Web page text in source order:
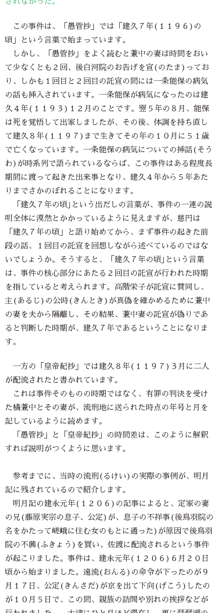
この事件は、「愚管抄」では「建久７年(１１９６)の
頃」という言葉で始まっています。
しかし、「愚管抄」をよく読むと兼中の妻は時間をおい
て少なくとも２回、後白河院のお告げを宣(のたま)ってお
り、しかも１回目と２回目の託宣の間には一条能保の病気
の話も挿入されています。一条能保が病気になったのは建
久４年(１１９３)１２月のことです。翌５年の８月、能保
は死を覚悟して出家しましたが、その後、体調を持ち直し
て建久８年(１１９７)まで生きてその年の１０月に５１歳
で亡くなっています。一条能保の病気についての挿話(そう
わ)が時系列で語られているならば、この事件はある程度長
期間に渡って起きた出来事となり、建久４年から５年あた
りまでさかのぼれることになります。
「建久７年の頃｣という出だしの言葉が、事件の一連の説
明全体に漠然とかかっているように見えますが、慈円は
「建久７年の頃」と語り始めてから、まず事件の起きた前
段の話、１回目の託宣を回想しながら述べているのではな
いでしょうか。そうすると、「建久７年の頃｣という言葉
は、事件の核心部分にあたる２回目の託宣が行われた時期
を指していると考えられます。高階栄子が託宣に賛同し、
主(あるじ)の公時(きんとき)が真偽を確かめるために兼中
の妻を夫から隔離し、その結果、兼中妻の託宣が偽りであ
ると判断した時期が、建久７年であるということになりま
す。
一方の「皇帝紀抄」では建久８年(１１９７)３月に二人
が配流されたと書かれています。
これは事件そのものの時期ではなく、有罪の判決を受け
た橘兼中とその妻が、流刑地に送られた時点の年号と月を
記しているように読めます。
「愚管抄」と「皇帝紀抄」の時間差は、このように解釈
すれば説明がつくように思います。
参考までに、当時の流刑(るけい)の実際の事例が、明月
記に残されているので紹介します。
明月記の建永元年(１２０６)の記事によると、定家の妻
の兄(藤原実宗の息子、公定)が、息子の不祥事(後鳥羽院の
名をかたって嵯峨に住む女のもとに通った)が原因で後鳥羽
院の不興(ふきょう)を買い、佐渡に配流されるという事件
が起こりました。事件は、建永元年(１２０６)６月２０日
頃から始まりました。遠流(おんる)の命令が下ったのが９
月１７日、公定(きんさだ)が京を出て下向(げこう)したの
が１０月５日で、この間、親族の訪問や別れの挨拶などが